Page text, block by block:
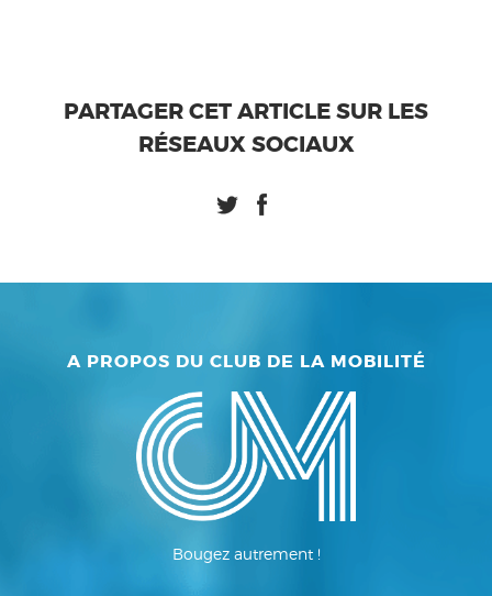
PARTAGER CET ARTICLE SUR LES
RÉSEAUX SOCIAUX
A PROPOS DU CLUB DE LA MOBILITÉ
Bougez autrement !